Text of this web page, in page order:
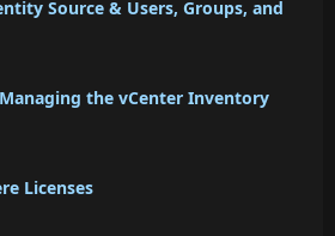
Source & Users, Groups, and
the vCenter Inventory
Licenses